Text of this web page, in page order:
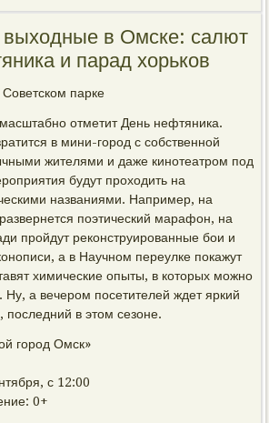
выходные в Омске: салют
и парад хорьков
парке
отметит День нефтяника.
в мини-город с собственной
жителями и даже кинотеатром под
будут проходить на
названиями. Например, на
поэтический марафон, на
пройдут реконструированные бои и
а в Научном переулке покажут
химические опыты, в которых можно
Ну, а вечером посетителей ждет яркий
в этом сезоне.
город Омск»
с 12:00
0+